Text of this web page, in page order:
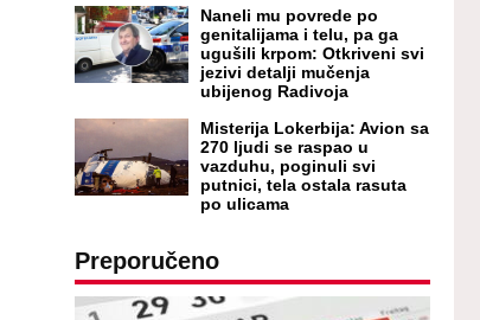
Naneli mu povrede po
genitalijama i telu, pa ga
ugušili krpom: Otkriveni svi
jezivi detalji mučenja
ubijenog Radivoja
Misterija Lokerbija: Avion sa
270 ljudi se raspao u
vazduhu, poginuli svi
putnici, tela ostala rasuta
po ulicama
Preporučeno